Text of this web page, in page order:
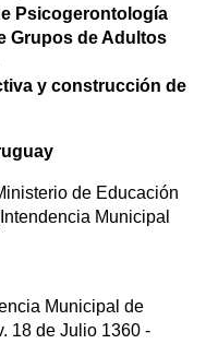
Psicogerontología
Grupos de Adultos
y construcción de
de Educación
Municipal
Municipal de
18 de Julio 1360 -